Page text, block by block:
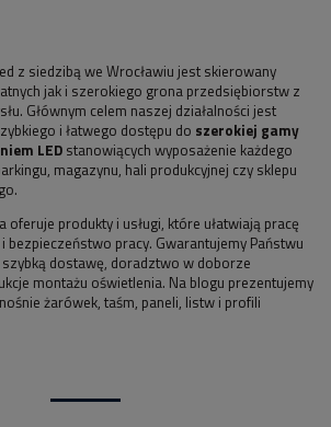
z siedzibą we Wrocławiu jest skierowany
jak i szerokiego grona przedsiębiorstw z
Głównym celem naszej działalności jest
i łatwego dostępu do szerokiej gamy
LED stanowiących wyposażenie każdego
magazynu, hali produkcyjnej czy sklepu
oferuje produkty i usługi, które ułatwiają pracę
bezpieczeństwo pracy. Gwarantujemy Państwu
dostawę, doradztwo w doborze
montażu oświetlenia. Na blogu prezentujemy
żarówek, taśm, paneli, listw i profili